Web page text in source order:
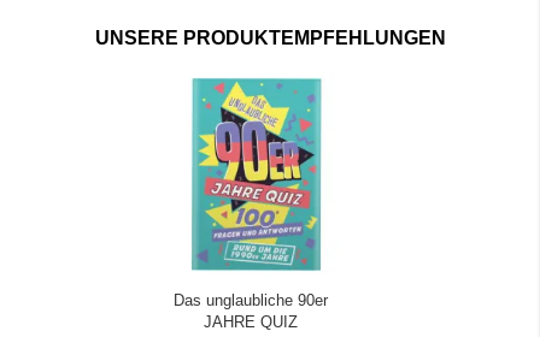
UNSERE PRODUKTEMPFEHLUNGEN
Das unglaubliche 90er
JAHRE QUIZ